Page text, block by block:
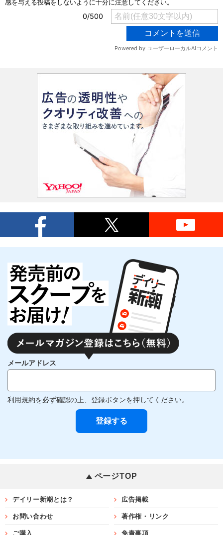
メールアドレス
利用規約を必ず確認の上、登録ボタンを押してください。
ページTOP
デイリー新潮とは？ 広告掲載
お問い合わせ 著作権・リンク
ご購入 免責事項